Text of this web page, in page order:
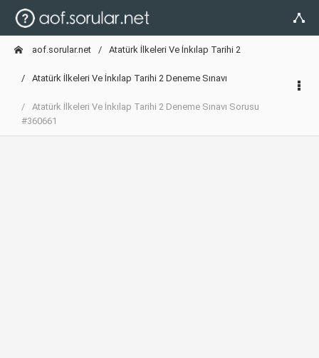
aof.sorular.net Atatürk İlkeleri Ve İnkılap Tarihi 2
Atatürk İlkeleri Ve İnkılap Tarihi 2 Deneme Sınavı
Atatürk İlkeleri Ve İnkılap Tarihi 2 Deneme Sınavı Sorusu
#360661